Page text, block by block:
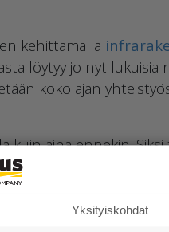
kehittämällä
löytyy jo nyt lukuisia
koko ajan
kuin aina ennekin.
kiertotalous tulee
korjausvelan
Yksityiskohdat